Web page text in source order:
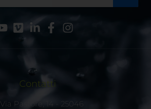
Contatti
Via Pastore, 14 - 25046